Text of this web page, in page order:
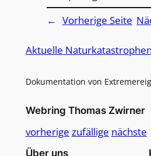
← Vorherige Seite
Aktuelle Naturkatastrophen
Dokumentation von
Webring Thomas Zwirner
vorherige zufällige nächste
Über uns